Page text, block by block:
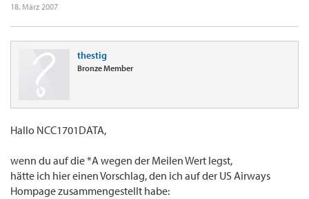
18. März 2007
thestig
Bronze Member
Hallo NCC1701DATA,
wenn du auf die *A wegen der Meilen Wert legst,
hätte ich hier einen Vorschlag, den ich auf der US Airways
Hompage zusammengestellt habe: